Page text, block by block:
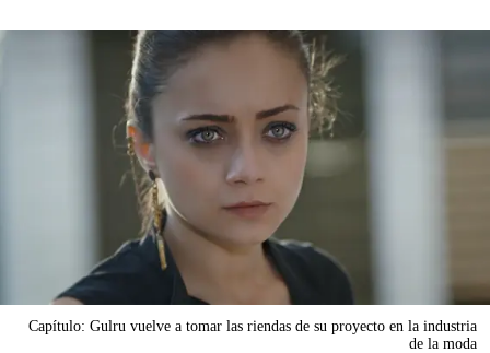
Capítulo: Gulru vuelve a tomar las riendas de su proyecto en la industria
de la moda